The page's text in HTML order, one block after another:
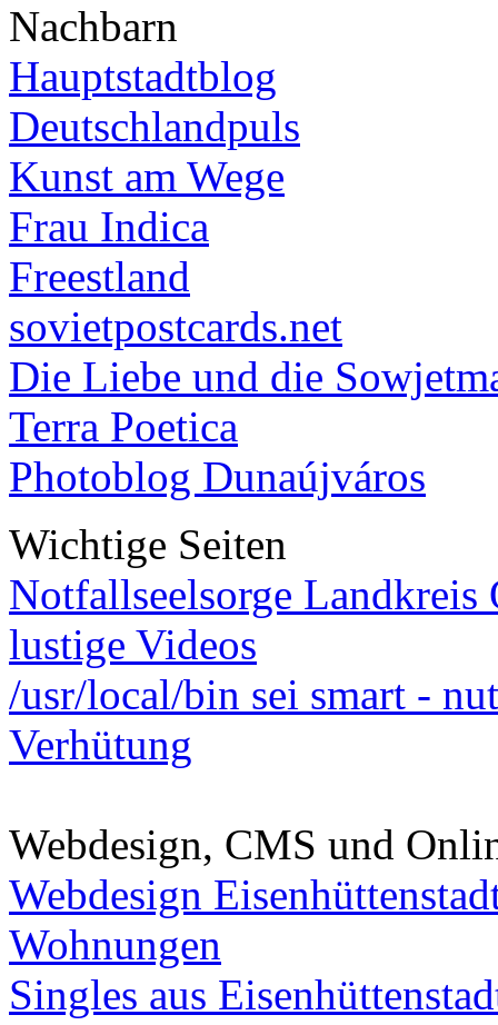
Nachbarn
Hauptstadtblog
Deutschlandpuls
Kunst am Wege
Frau Indica
Freestland
sovietpostcards.net
Die Liebe und die
Terra Poetica
Photoblog Dunaújváros
Wichtige Seiten
Notfallseelsorge Landkreis
lustige Videos
/usr/local/bin sei smart -
Verhütung
Webdesign, CMS und
Webdesign
Wohnungen
Singles aus